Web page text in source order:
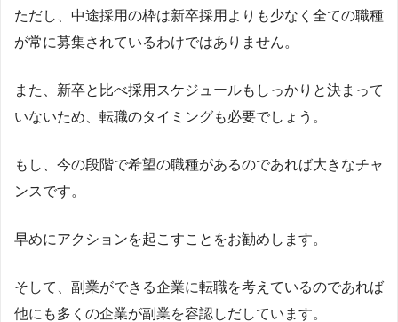
ただし、中途採用の枠は新卒採用よりも少なく全ての職種
が常に募集されているわけではありません。
また、新卒と比べ採用スケジュールもしっかりと決まって
いないため、転職のタイミングも必要でしょう。
もし、今の段階で希望の職種があるのであれば大きなチャ
ンスです。
早めにアクションを起こすことをお勧めします。
そして、副業ができる企業に転職を考えているのであれば
他にも多くの企業が副業を容認しだしています。